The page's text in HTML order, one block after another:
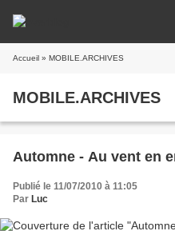
Accueil » MOBILE.ARCHIVES
MOBILE.ARCHIVES
Automne - Au vent en
Publié le 11/07/2010 à 11:05
Par Luc